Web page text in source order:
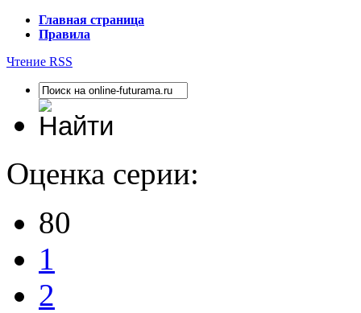
Главная страница
Правила
Чтение RSS
Оценка серии:
80
1
2